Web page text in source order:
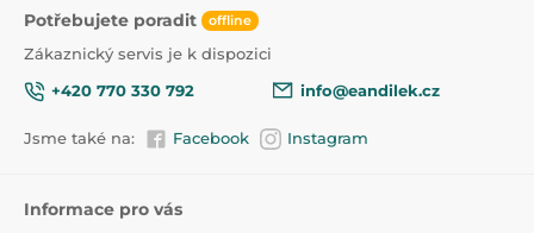
Potřebujete poradit offline
Zákaznický servis je k dispozici
+420 770 330 792
info@eandilek.cz
Jsme také na: Facebook Instagram
Informace pro vás